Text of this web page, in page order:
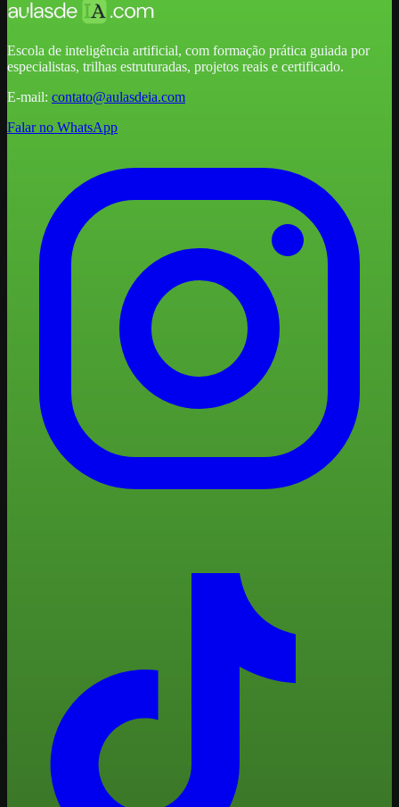
Escola de inteligência artificial, com formação prática guiada por
especialistas, trilhas estruturadas, projetos reais e certificado.
E-mail: contato@aulasdeia.com
Falar no WhatsApp